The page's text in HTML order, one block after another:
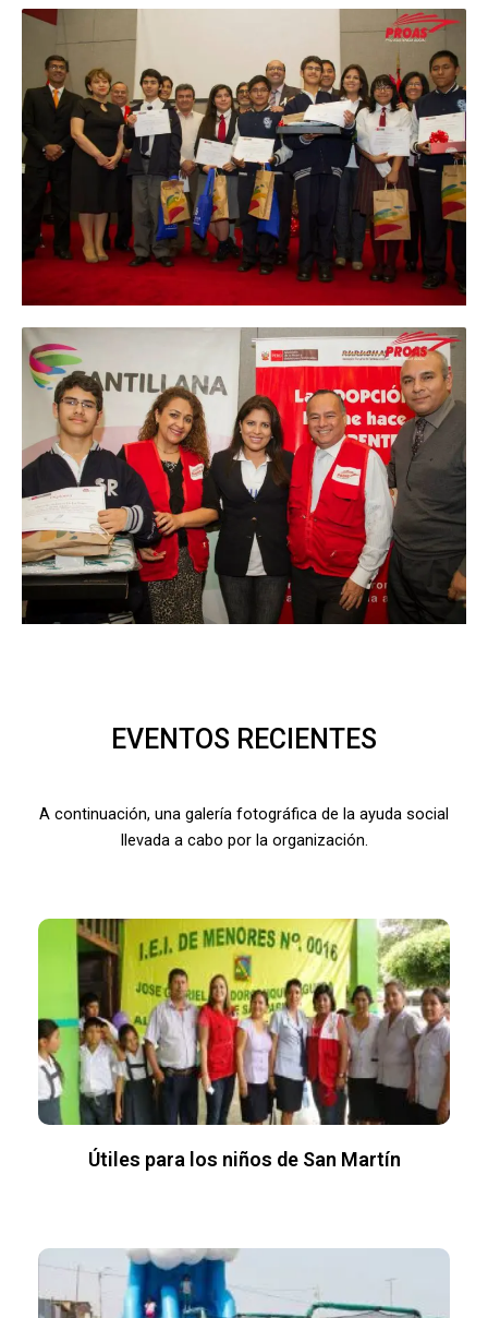
EVENTOS RECIENTES
A continuación, una galería fotográfica de la ayuda social
llevada a cabo por la organización.
Útiles para los niños de San Martín